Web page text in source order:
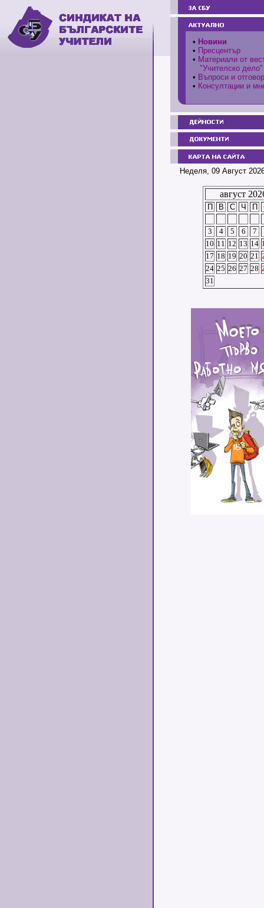
• Новини
• Пресцентър
• Материали от
"Учителско дело"
• Въпроси и
• Консултации и
Неделя, 09 Август
август
П В С Ч П
3
4 5 6 7
10 11 12 13 14
17 18 19 20 21
24 25 26 27 28
31